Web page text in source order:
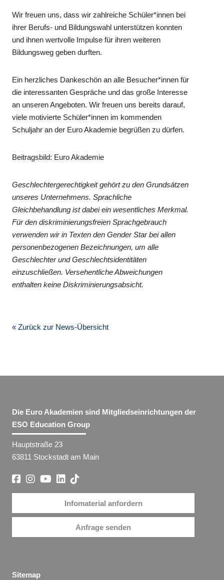
Wir freuen uns, dass wir zahlreiche Schüler*innen bei
ihrer Berufs- und Bildungswahl unterstützen konnten
und ihnen wertvolle Impulse für ihren weiteren
Bildungsweg geben durften.
Ein herzliches Dankeschön an alle Besucher*innen für
die interessanten Gespräche und das große Interesse
an unseren Angeboten. Wir freuen uns bereits darauf,
viele motivierte Schüler*innen im kommenden
Schuljahr an der Euro Akademie begrüßen zu dürfen.
Beitragsbild: Euro Akademie
Geschlechtergerechtigkeit gehört zu den Grundsätzen
unseres Unternehmens. Sprachliche
Gleichbehandlung ist dabei ein wesentliches Merkmal.
Für den diskriminierungsfreien Sprachgebrauch
verwenden wir in Texten den Gender Star bei allen
personenbezogenen Bezeichnungen, um alle
Geschlechter und Geschlechtsidentitäten
einzuschließen. Versehentliche Abweichungen
enthalten keine Diskriminierungsabsicht.
« Zurück zur News-Übersicht
Die Euro Akademien sind Mitgliedseinrichtungen der
ESO Education Group
Hauptstraße 23
63811 Stockstadt am Main
Infomaterial anfordern
Anfrage senden
Sitemap